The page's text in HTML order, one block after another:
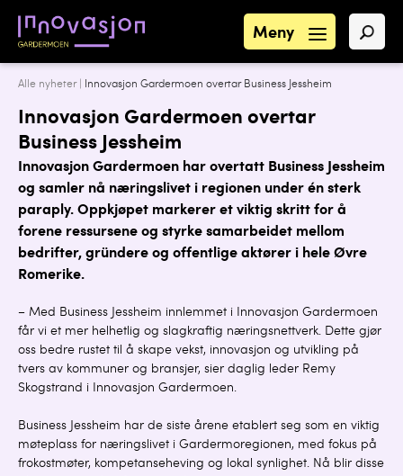
Meny
Alle nyheter| Innovasjon Gardermoen overtar Business Jessheim
Innovasjon Gardermoen overtar
Business Jessheim
Innovasjon Gardermoen har overtatt Business Jessheim
og samler nå næringslivet i regionen under én sterk
paraply. Oppkjøpet markerer et viktig skritt for å
forene ressursene og styrke samarbeidet mellom
bedrifter, gründere og offentlige aktører i hele Øvre
Romerike.
– Med Business Jessheim innlemmet i Innovasjon Gardermoen
får vi et mer helhetlig og slagkraftig næringsnettverk. Dette gjør
oss bedre rustet til å skape vekst, innovasjon og utvikling på
tvers av kommuner og bransjer, sier daglig leder Remy
Skogstrand i Innovasjon Gardermoen.
Business Jessheim har de siste årene etablert seg som en viktig
møteplass for næringslivet i Gardermoregionen, med fokus på
frokostmøter, kompetanseheving og lokal synlighet. Nå blir disse